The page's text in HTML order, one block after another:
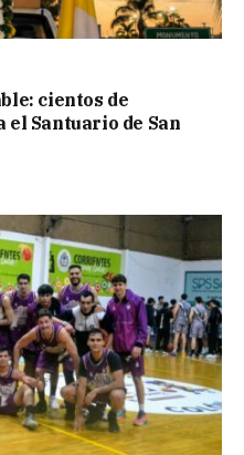
cientos de
Santuario de San